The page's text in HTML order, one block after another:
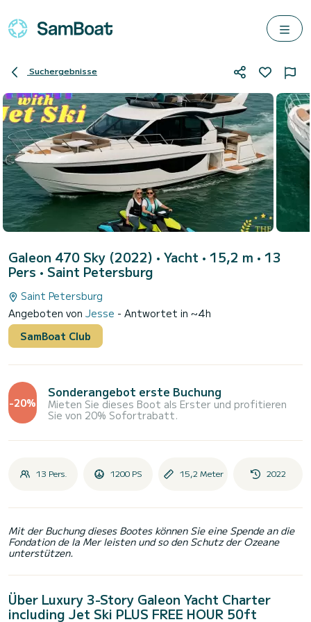
Suchergebnisse
Galeon 470 Sky (2022) • Yacht • 15,2 m • 13
Pers • Saint Petersburg
Saint Petersburg
Angeboten von Jesse - Antwortet in ~4h
SamBoat Club
-20%
Sonderangebot erste Buchung
Mieten Sie dieses Boot als Erster und profitieren
Sie von 20% Sofortrabatt.
13 Pers. 1200 PS 15,2 Meter 2022
Mit der Buchung dieses Bootes können Sie eine Spende an die
Fondation de la Mer leisten und so den Schutz der Ozeane
unterstützen.
Über Luxury 3-Story Galeon Yacht Charter
including Jet Ski PLUS FREE HOUR 50ft